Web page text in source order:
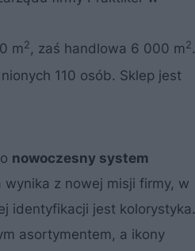
m2 , zaś handlowa 6 000 m2.
110 osób. Sklep jest
nowoczesny system
wynika z nowej misji firmy, w
identyfikacji jest kolorystyka.
asortymentem, a ikony